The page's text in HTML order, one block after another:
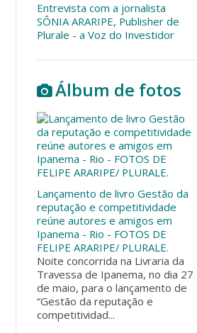
Entrevista com a jornalista
SÔNIA ARARIPE, Publisher de
Plurale - a Voz do Investidor
Álbum de fotos
Lançamento de livro Gestão da
reputação e competitividade
reúne autores e amigos em
Ipanema - Rio - FOTOS DE
FELIPE ARARIPE/ PLURALE.
Noite concorrida na Livraria da
Travessa de Ipanema, no dia 27
de maio, para o lançamento de
“Gestão da reputação e
competitividad...